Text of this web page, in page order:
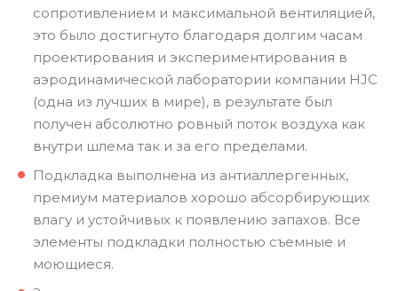
сопротивлением и максимальной вентиляцией,
это было достигнуто благодаря долгим часам
проектирования и экспериментирования в
аэродинамической лаборатории компании HJC
(одна из лучших в мире), в результате был
получен абсолютно ровный поток воздуха как
внутри шлема так и за его пределами.
Подкладка выполнена из антиаллергенных,
премиум материалов хорошо абсорбирующих
влагу и устойчивых к появлению запахов. Все
элементы подкладки полностью съемные и
моющиеся.